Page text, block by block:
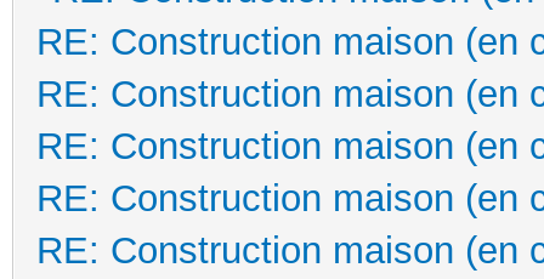
RE: Construction maison (en
RE: Construction maison (en
RE: Construction maison (en
RE: Construction maison (en
RE: Construction maison (en